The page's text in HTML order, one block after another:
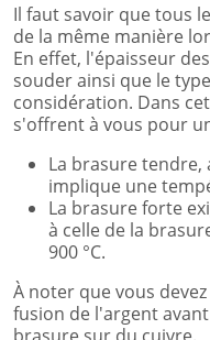
Il faut savoir que tous
de la même manière
En effet, l'épaisseur
souder ainsi que le
considération. Dans
s'offrent à vous pour
La brasure tendre,
implique une
La brasure forte
à celle de la
900 °C.
À noter que vous
fusion de l'argent